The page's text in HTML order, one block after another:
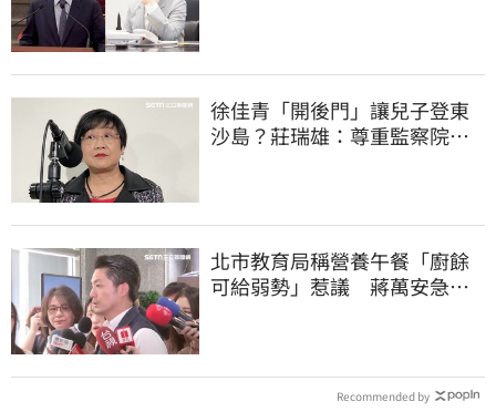
徐佳青「開後門」讓兒子登東
沙島？莊瑞雄：尊重監察院調
北市教育局稱營養午餐「廚餘
可給弱勢」惹議 蔣萬安急
Recommended by